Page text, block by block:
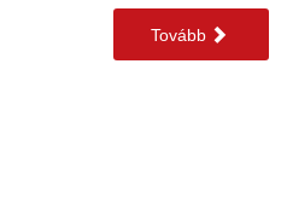
Tovább